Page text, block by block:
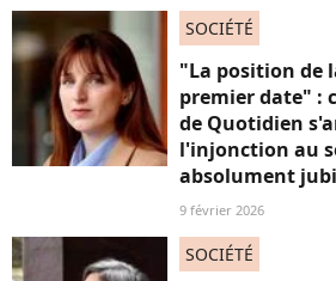
SOCIÉTÉ
"La position de
premier date" :
de Quotidien
l'injonction au
absolument
9 février 2026
SOCIÉTÉ